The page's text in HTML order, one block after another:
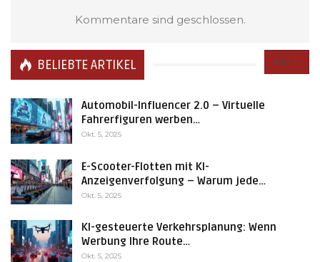
Kommentare sind geschlossen.
Alle
BELIEBTE ARTIKEL
Automobil-Influencer 2.0 – Virtuelle
Fahrerfiguren werben…
Okt. 5, 2025
E-Scooter-Flotten mit KI-
Anzeigenverfolgung – Warum jede…
Okt. 5, 2025
KI-gesteuerte Verkehrsplanung: Wenn
Werbung Ihre Route…
Okt. 5, 2025